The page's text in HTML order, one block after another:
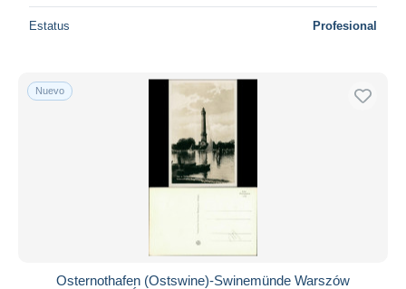
Estatus Profesional
Nuevo
Osternothafen (Ostswine)-Swinemünde Warszów